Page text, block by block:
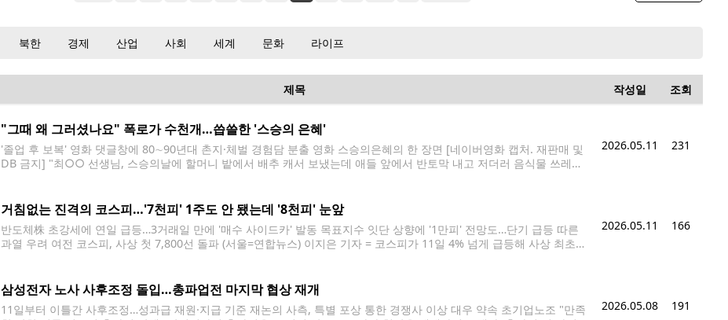
북한 경제 산업 사회 세계 문화 라이프
제목 작성일 조회
"그때 왜 그러셨나요" 폭로가 수천개…씁쓸한 '스승의 은혜'
'졸업 후 보복' 영화 댓글창에 80∼90년대 촌지·체벌 경험담 분출 영화 스승의은혜의 한 장면 [네이버영화 캡처. 재판매 및
DB 금지] "최○○ 선생님, 스승의날에 할머니 밭에서 배추 캐서 보냈는데 애들 앞에서 반토막 내고 저더러 음식물 쓰레기
2026.05.11 231
거침없는 진격의 코스피…'7천피' 1주도 안 됐는데 '8천피' 눈앞
반도체株 초강세에 연일 급등…3거래일 만에 '매수 사이드카' 발동 목표지수 잇단 상향에 '1만피' 전망도…단기 급등 따른
과열 우려 여전 코스피, 사상 첫 7,800선 돌파 (서울=연합뉴스) 이지은 기자 = 코스피가 11일 4% 넘게 급등해 사상 최초로
2026.05.11 166
삼성전자 노사 사후조정 돌입…총파업전 마지막 협상 재개
11일부터 이틀간 사후조정…성과급 재원·지급 기준 재논의 사측, 특별 포상 통한 경쟁사 이상 대우 약속 초기업노조 "만족
2026.05.08 191